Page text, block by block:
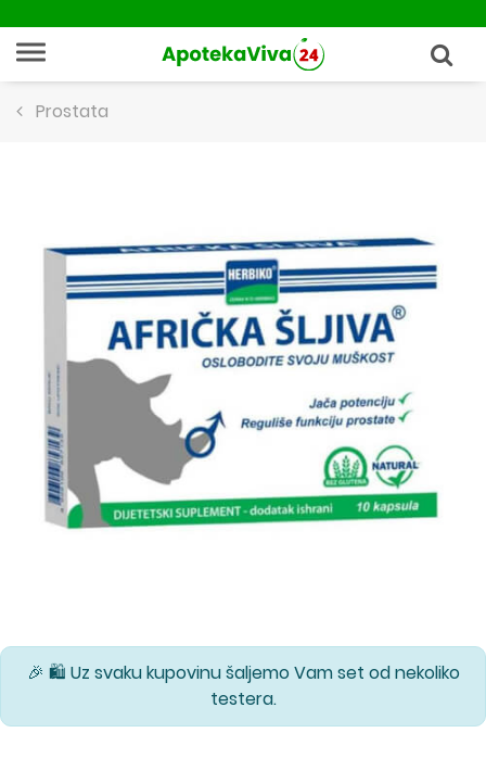
Prostata
🎉 🛍️ Uz svaku kupovinu šaljemo Vam set od nekoliko
testera.